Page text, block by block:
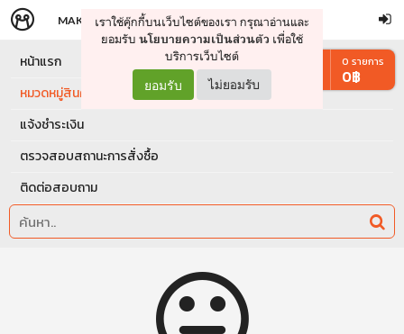
จัดการรถเข็น ดำเนินการต่อ
MAKERS STORE
เราใช้คุ๊กกี้บนเว็บไซต์ของเรา กรุณาอ่านและ
ยอมรับ นโยบายความเป็นส่วนตัว เพื่อใช้
บริการเว็บไซต์
ยอมรับ ไม่ยอมรับ
หน้าแรก
หมวดหมู่สินค้า
แจ้งชำระเงิน
ตรวจสอบสถานะการสั่งซื้อ
ติดต่อสอบถาม
0 รายการ
0฿